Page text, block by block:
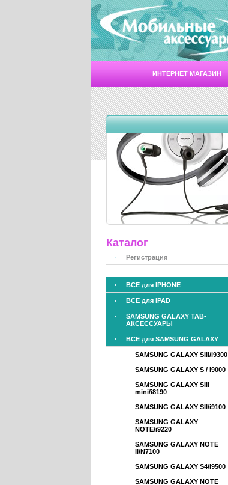
ИНТЕРНЕТ МАГАЗИН
Каталог
Регистрация
ВСЕ для IPHONE
ВСЕ для IPAD
SAMSUNG GALAXY TAB-
АКСЕССУАРЫ
ВСЕ для SAMSUNG GALAXY
SAMSUNG GALAXY SIII/i9300
SAMSUNG GALAXY S / i9000
SAMSUNG GALAXY SIII
mini/i8190
SAMSUNG GALAXY SII/i9100
SAMSUNG GALAXY
NOTE/i9220
SAMSUNG GALAXY NOTE
II/N7100
SAMSUNG GALAXY S4/i9500
SAMSUNG GALAXY NOTE